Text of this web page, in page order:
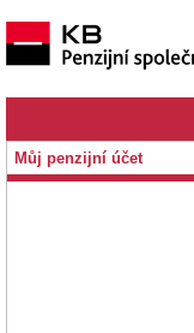
Můj penzijní účet